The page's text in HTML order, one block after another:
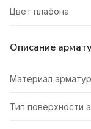
Цвет плафона
Описание
Материал
Тип поверхности